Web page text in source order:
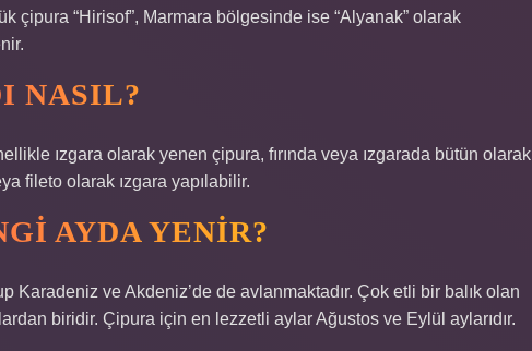
çipura “Hirisof”, Marmara bölgesinde ise “Alyanak” olarak
NASIL?
ızgara olarak yenen çipura, fırında veya ızgarada bütün olarak
fileto olarak ızgara yapılabilir.
AYDA YENIR?
Karadeniz ve Akdeniz’de de avlanmaktadır. Çok etli bir balık olan
biridir. Çipura için en lezzetli aylar Ağustos ve Eylül aylarıdır.